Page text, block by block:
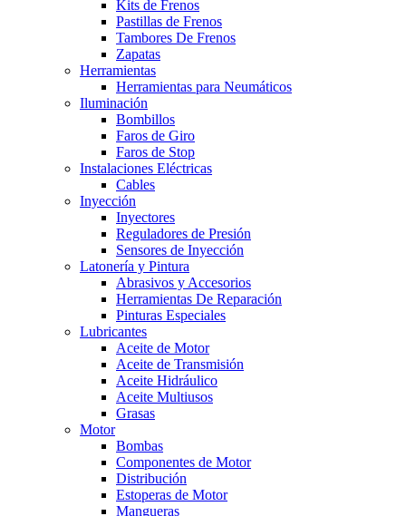
Kits de Frenos
Pastillas de Frenos
Tambores De Frenos
Zapatas
Herramientas
Herramientas para Neumáticos
Iluminación
Bombillos
Faros de Giro
Faros de Stop
Instalaciones Eléctricas
Cables
Inyección
Inyectores
Reguladores de Presión
Sensores de Inyección
Latonería y Pintura
Abrasivos y Accesorios
Herramientas De Reparación
Pinturas Especiales
Lubricantes
Aceite de Motor
Aceite de Transmisión
Aceite Hidráulico
Aceite Multiusos
Grasas
Motor
Bombas
Componentes de Motor
Distribución
Estoperas de Motor
Mangueras